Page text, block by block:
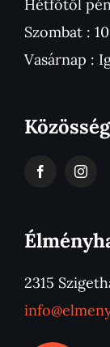
Hétfőtől
Szombat :
Vasárnap :
2315